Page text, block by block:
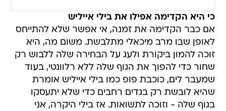
כי היא הקדימה אפילו את בילי אייליש
אם כבר הקדימה את זמנה, אי אפשר שלא להתייחס
לאופן שבו מרב מיכאלי מתלבשת. משום מה, היא
זוכה להמון ביקורת ולעג על הבחירה שלה ללבוש רק
שחור כדי להפוך את הגוף שלה ללא רלוונטי, בעוד
שמעבר לים, כוכבת פופ כמו בילי אייליש אומרת
שהיא לובשת רק בגדים רחבים כדי שלא יתעסקו
בגוף שלה - וזוכה לתשואות. אז בילי היקרה, אני